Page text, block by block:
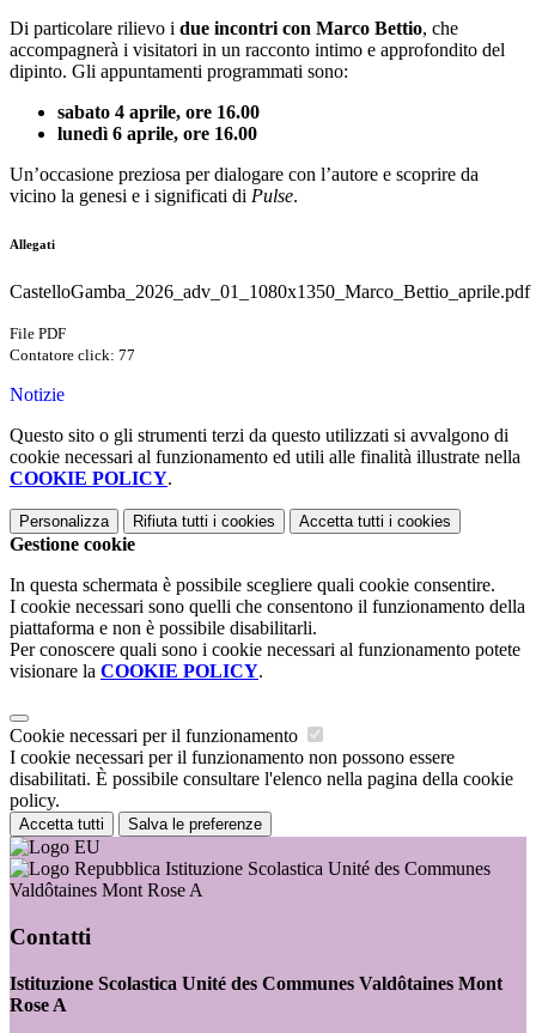
Di particolare rilievo i due incontri con Marco Bettio, che
accompagnerà i visitatori in un racconto intimo e approfondito del
dipinto. Gli appuntamenti programmati sono:
sabato 4 aprile, ore 16.00
lunedì 6 aprile, ore 16.00
Un’occasione preziosa per dialogare con l’autore e scoprire da
vicino la genesi e i significati di Pulse.
Allegati
CastelloGamba_2026_adv_01_1080x1350_Marco_Bettio_aprile.pdf
File PDF
Contatore click: 77
Notizie
Questo sito o gli strumenti terzi da questo utilizzati si avvalgono di
cookie necessari al funzionamento ed utili alle finalità illustrate nella
COOKIE POLICY.
Personalizza Rifiuta tutti i cookies Accetta tutti i cookies
Gestione cookie
In questa schermata è possibile scegliere quali cookie consentire.
I cookie necessari sono quelli che consentono il funzionamento della
piattaforma e non è possibile disabilitarli.
Per conoscere quali sono i cookie necessari al funzionamento potete
visionare la COOKIE POLICY.
Cookie necessari per il funzionamento
I cookie necessari per il funzionamento non possono essere
disabilitati. È possibile consultare l'elenco nella pagina della cookie
policy.
Accetta tutti Salva le preferenze
Istituzione Scolastica Unité des Communes
Valdôtaines Mont Rose A
Contatti
Istituzione Scolastica Unité des Communes Valdôtaines Mont
Rose A